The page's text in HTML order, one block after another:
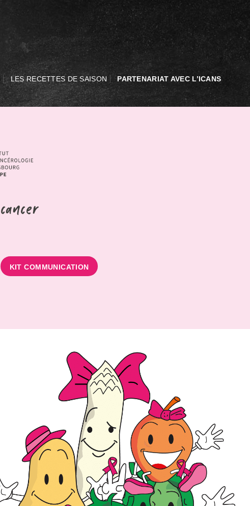
LES RECETTES DE SAISON PARTENARIAT AVEC L’ICANS
KIT COMMUNICATION